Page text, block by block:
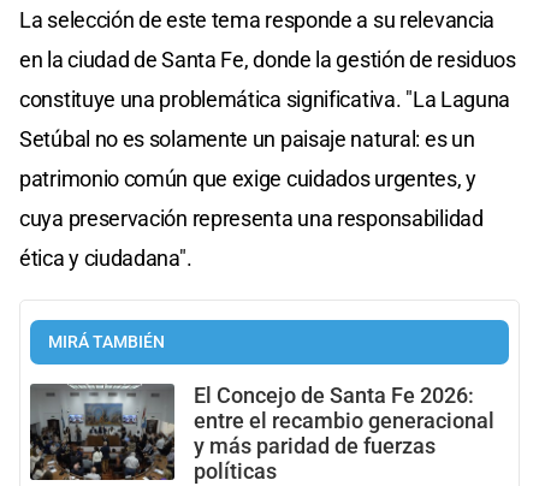
La selección de este tema responde a su relevancia
en la ciudad de Santa Fe, donde la gestión de residuos
constituye una problemática significativa. "La Laguna
Setúbal no es solamente un paisaje natural: es un
patrimonio común que exige cuidados urgentes, y
cuya preservación representa una responsabilidad
ética y ciudadana".
MIRÁ TAMBIÉN
El Concejo de Santa Fe 2026:
entre el recambio generacional
y más paridad de fuerzas
políticas